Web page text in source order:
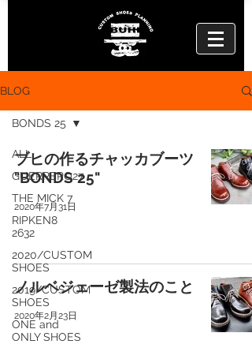
BLOG
ALL
GUERRERO27
THE MICK 7
RIPKEN8
2632
2020/CUSTOM
SHOES
2019/CUSTOM
SHOES
ONE and
ONLY SHOES
BONDS 25
ブヒの作るチャッカブーツ
"BONDS 25"
2020年7月31日
ノルベジェーゼ製法のこと
2020年2月23日